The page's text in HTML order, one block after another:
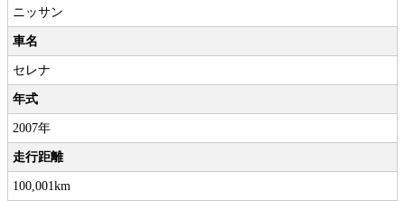
ニッサン
車名
セレナ
年式
2007年
走行距離
100,001km